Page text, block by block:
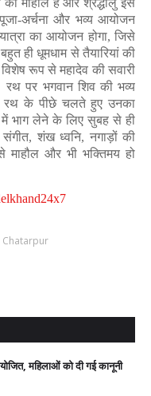
का माहौल है और श्रद्धालु इस
अर्चना और भव्य आयोजन
का आयोजन होगा, जिसे
ही धूमधाम से तैयारियां की
रूप से महादेव की सवारी
पर भगवान शिव की भव्य
रथ के पीछे चलते हुए उनका
में भाग लेने के लिए सुबह से ही
शंख ध्वनि, नगाड़ों की
और भी भक्तिमय हो
Chatarpur
महिलाओं को दी गई कानूनी